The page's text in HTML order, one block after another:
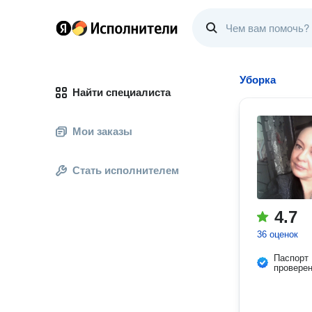
Найти специалиста
Мои заказы
Стать исполнителем
Уборка
4.7
36 оценок
Паспорт
проверен